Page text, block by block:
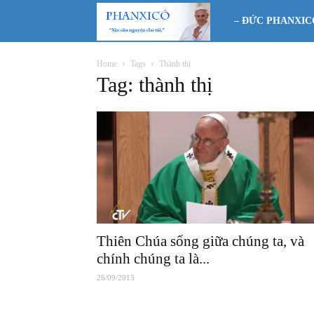
Phanxicô
– ĐỨC
Home Tags Thành thị
Tag: thành thị
Thiên Chúa sống giữa chúng ta, và
chính chúng ta là...
26/09/2015